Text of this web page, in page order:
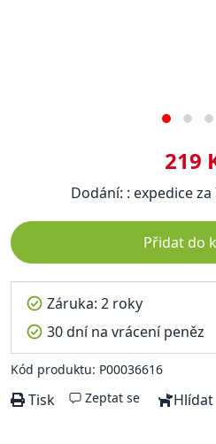
219
Dodání: : expedice
Přidat do
Záruka: 2 roky
30 dní na vrácení peněz
Kód produktu: P00036616
Tisk Zeptat se Hlídat